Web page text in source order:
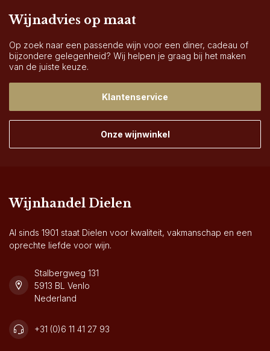
Wijnadvies op maat
Op zoek naar een passende wijn voor een diner, cadeau of
bijzondere gelegenheid? Wij helpen je graag bij het maken
van de juiste keuze.
Klantenservice
Onze wijnwinkel
Wijnhandel Dielen
Al sinds 1901 staat Dielen voor kwaliteit, vakmanschap en een
oprechte liefde voor wijn.
Stalbergweg 131
5913 BL Venlo
Nederland
+31 (0)6 11 41 27 93